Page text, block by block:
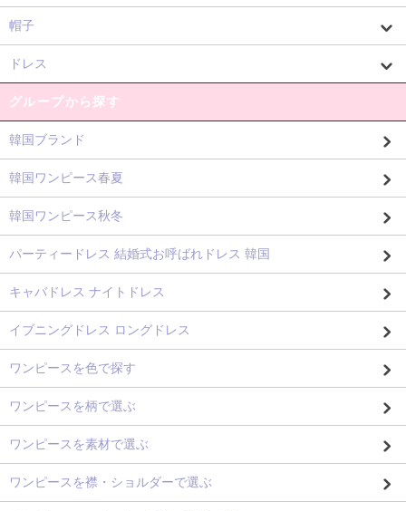
帽子
ドレス
グループから探す
韓国ブランド
韓国ワンピース春夏
韓国ワンピース秋冬
パーティードレス 結婚式お呼ばれドレス 韓国
キャバドレス ナイトドレス
イブニングドレス ロングドレス
ワンピースを色で探す
ワンピースを柄で選ぶ
ワンピースを素材で選ぶ
ワンピースを襟・ショルダーで選ぶ